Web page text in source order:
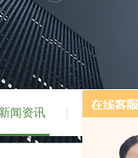
新闻资讯 技术文章